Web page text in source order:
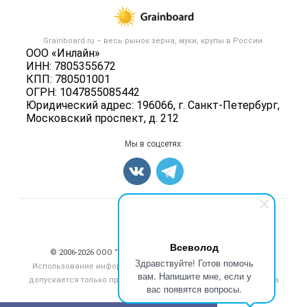
Всеволод
Здравствуйте! Готов помочь
вам. Напишите мне, если у
вас появятся вопросы.
Grainboard.ru – весь рынок зерна, муки, крупы в России.
ООО «Инлайн»
ИНН: 7805355672
КПП: 780501001
ОГРН: 1047855085442
Юридический адрес: 196066, г. Санкт-Петербург,
Московский проспект, д. 212
Публичная оферта
Контактная информация
Политика обработки персональных данных
Новости рынка
Мука
Оборудование
Прочее
Карта объявлений
Мы в соцсетях:
© 2006‑2026 ООО “Инлайн”. 12+ Все права защищены.
Использование информации, размещенной на данном сайте,
допускается только при размещении активной гиперссылки на
сайт
grainboard.ru